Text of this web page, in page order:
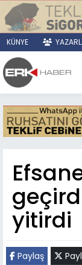
KÜNYE
yitirdi
Paylaş